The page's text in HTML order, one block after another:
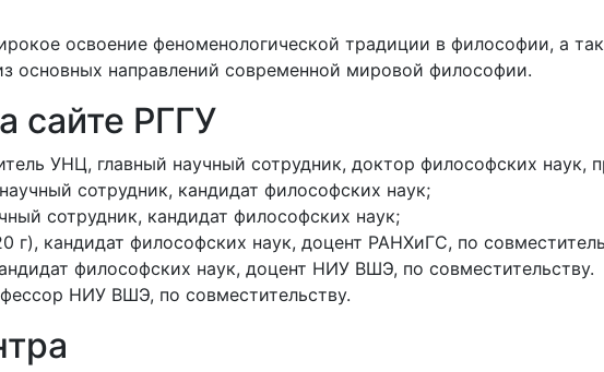
освоение феноменологической традиции в философии, а
основных направлений современной мировой философии.
сайте РГГУ
УНЦ, главный научный сотрудник, доктор философских наук,
сотрудник, кандидат философских наук;
сотрудник, кандидат философских наук;
г), кандидат философских наук, доцент РАНХиГС, по
философских наук, доцент НИУ ВШЭ, по совместительству.
НИУ ВШЭ, по совместительству.